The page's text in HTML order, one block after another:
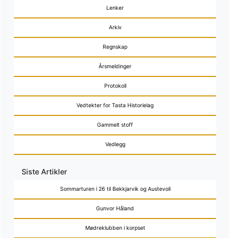
Lenker
Arkiv
Regnskap
Årsmeldinger
Protokoll
Vedtekter for Tasta Historielag
Gammelt stoff
Vedlegg
Siste Artikler
Sommarturen i 26 til Bekkjarvik og Austevoll
Gunvor Håland
Mødreklubben i korpset